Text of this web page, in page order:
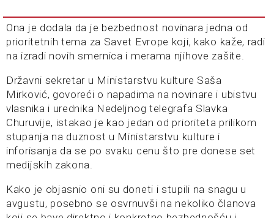
Ona je dodala da je bezbednost novinara jedna od
prioritetnih tema za Savet Evrope koji, kako kaže, radi
na izradi novih smernica i merama njihove zašite.
Državni sekretar u Ministarstvu kulture Saša
Mirković, govoreći o napadima na novinare i ubistvu
vlasnika i urednika Nedeljnog telegrafa Slavka
Churuvije, istakao je kao jedan od prioriteta prilikom
stupanja na duznost u Ministarstvu kulture i
inforisanja da se po svaku cenu što pre donese set
medijskih zakona.
Kako je objasnio oni su doneti i stupili na snagu u
avgustu, posebno se osvrnuvši na nekoliko članova